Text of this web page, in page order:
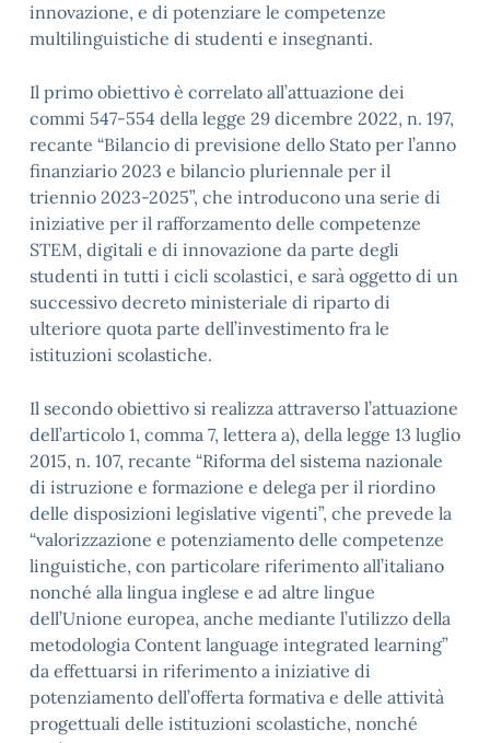
innovazione, e di potenziare le competenze
multilinguistiche di studenti e insegnanti.
Il primo obiettivo è correlato all’attuazione dei
commi 547-554 della legge 29 dicembre 2022, n. 197,
recante “Bilancio di previsione dello Stato per l’anno
finanziario 2023 e bilancio pluriennale per il
triennio 2023-2025”, che introducono una serie di
iniziative per il rafforzamento delle competenze
STEM, digitali e di innovazione da parte degli
studenti in tutti i cicli scolastici, e sarà oggetto di un
successivo decreto ministeriale di riparto di
ulteriore quota parte dell’investimento fra le
istituzioni scolastiche.
Il secondo obiettivo si realizza attraverso l’attuazione
dell’articolo 1, comma 7, lettera a), della legge 13 luglio
2015, n. 107, recante “Riforma del sistema nazionale
di istruzione e formazione e delega per il riordino
delle disposizioni legislative vigenti”, che prevede la
“valorizzazione e potenziamento delle competenze
linguistiche, con particolare riferimento all’italiano
nonché alla lingua inglese e ad altre lingue
dell’Unione europea, anche mediante l’utilizzo della
metodologia Content language integrated learning”
da effettuarsi in riferimento a iniziative di
potenziamento dell’offerta formativa e delle attività
progettuali delle istituzioni scolastiche, nonché